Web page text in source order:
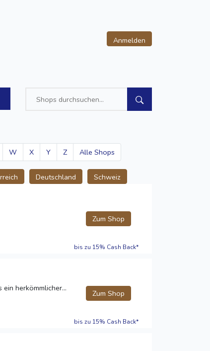
Anmelden
W X Y Z Alle Shops
Deutschland Schweiz
Zum Shop
bis zu 15% Cash Back*
herkömmlicher...
Zum Shop
bis zu 15% Cash Back*